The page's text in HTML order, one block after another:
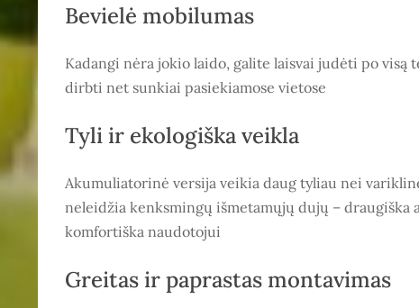
Bevielė mobilumas
Kadangi nėra jokio laido, galite laisvai judėti po visą
dirbti net sunkiai pasiekiamose vietose
Tyli ir ekologiška veikla
Akumuliatorinė versija veikia daug tyliau nei
neleidžia kenksmingų išmetamųjų dujų – draugiška
komfortiška naudotojui
Greitas ir paprastas montavimas